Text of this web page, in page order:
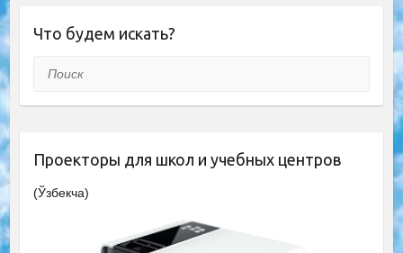
Что будем искать?
Поиск
Проекторы для школ и учебных центров
(Ўзбекча)